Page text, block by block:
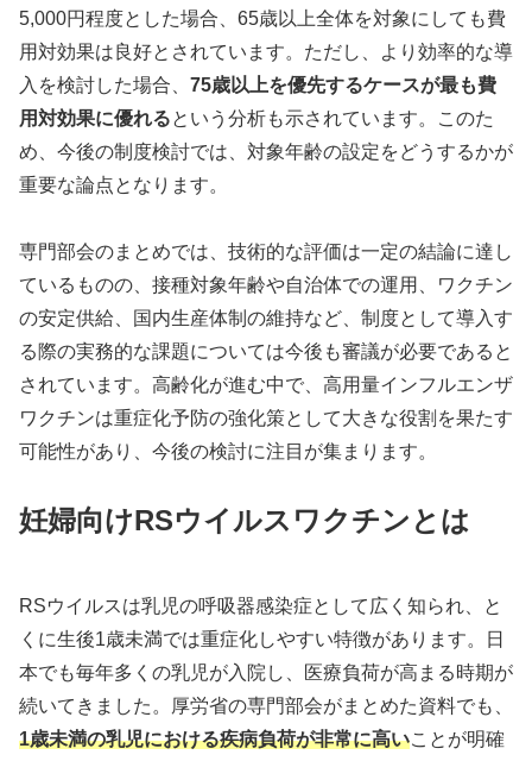
5,000円程度とした場合、65歳以上全体を対象にしても費
用対効果は良好とされています。ただし、より効率的な導
入を検討した場合、 75歳以上を優先するケースが最も費
用対効果に優れるという分析も示されています。このた
め、今後の制度検討では、対象年齢の設定をどうするかが
重要な論点となります。
専門部会のまとめでは、技術的な評価は一定の結論に達し
ているものの、接種対象年齢や自治体での運用、ワクチン
の安定供給、国内生産体制の維持など、制度として導入す
る際の実務的な課題については今後も審議が必要であると
されています。高齢化が進む中で、高用量インフルエンザ
ワクチンは重症化予防の強化策として大きな役割を果たす
可能性があり、今後の検討に注目が集まります。
妊婦向けRSウイルスワクチンとは
RSウイルスは乳児の呼吸器感染症として広く知られ、と
くに生後1歳未満では重症化しやすい特徴があります。日
本でも毎年多くの乳児が入院し、医療負荷が高まる時期が
続いてきました。厚労省の専門部会がまとめた資料でも、
1歳未満の乳児における疾病負荷が非常に高いことが明確